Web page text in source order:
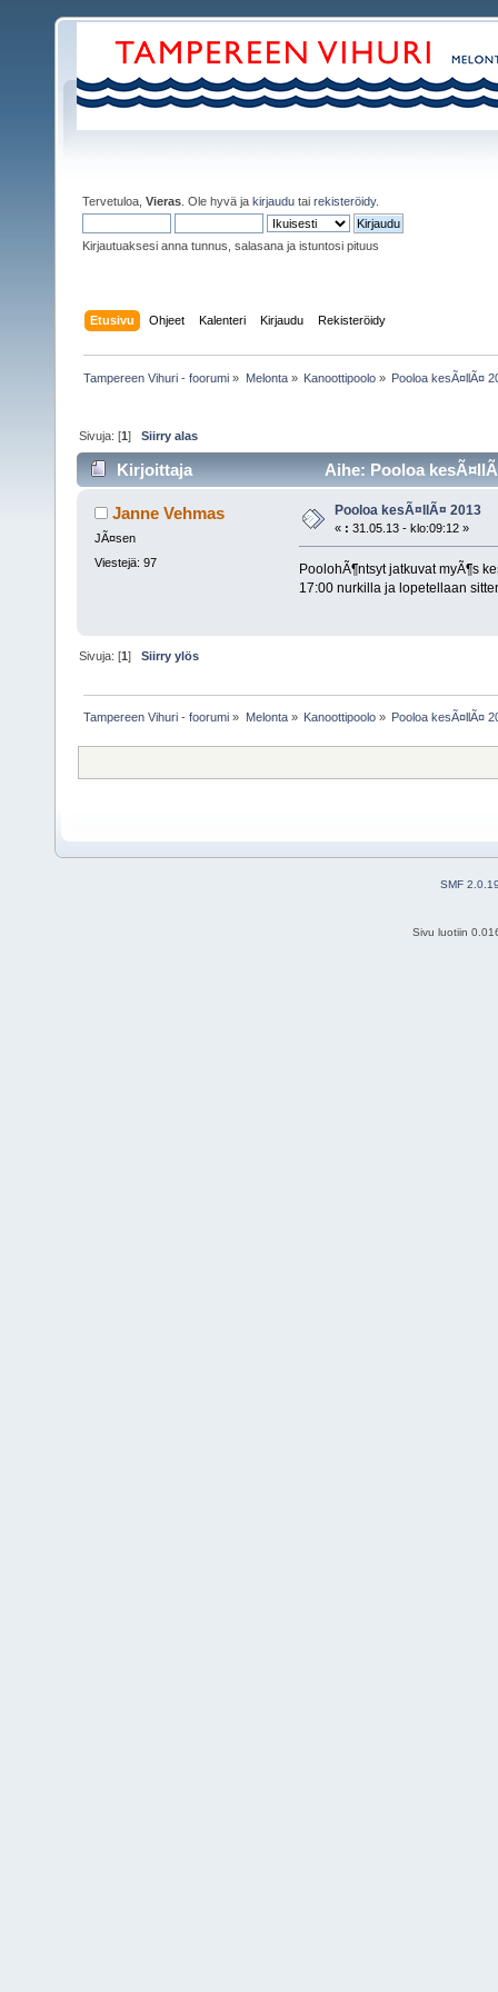
Tervetuloa, Vieras . Ole hyvä ja kirjaudu tai rekisteröidy.
Kirjautuaksesi anna tunnus, salasana ja istuntosi pituus
Etusivu Ohjeet Kalenteri Kirjaudu Rekisteröidy
Tampereen Vihuri - foorumi » Melonta» Kanoottipoolo» Pooloa kesÃ¤llÃ¤
Sivuja: [1]Siirry alas
Kirjoittaja Aihe: Pooloa
Janne Vehmas
JÃ¤sen
Viestejä: 97
Pooloa kesÃ¤llÃ¤ 2013
« : 31.05.13 - klo:09:12 »
PoolohÃ¶ntsyt jatkuvat myÃ¶s
17:00 nurkilla ja lopetellaan
Sivuja: [1]Siirry ylös
Tampereen Vihuri - foorumi » Melonta» Kanoottipoolo» Pooloa kesÃ¤llÃ¤
SMF
Sivu luotiin